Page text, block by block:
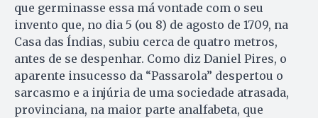
que germinasse essa má vontade com o seu
invento que, no dia 5 (ou 8) de agosto de 1709, na
Casa das Índias, subiu cerca de quatro metros,
antes de se despenhar. Como diz Daniel Pires, o
aparente insucesso da “Passarola” despertou o
sarcasmo e a injúria de uma sociedade atrasada,
provinciana, na maior parte analfabeta, que